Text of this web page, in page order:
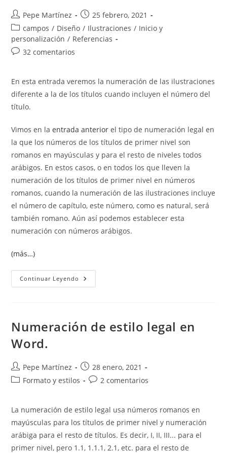
Autor
de
la
entrada:
Pepe Martínez
Publicación
de
la
25 febrero, 2021
Categoría
de
la
campos / Diseño / Ilustraciones / Inicio y
personalización / Referencias
Comentarios
entrada:
32 comentarios
En esta entrada veremos la numeración de las ilustraciones
diferente a la de los títulos cuando incluyen el número del
título.
Vimos en laentrada anterior el tipo de numeración legal en
la que los números de los títulos de primer nivel son
romanos en mayúsculas y para el resto de niveles todos
arábigos. En estos casos, o en todos los que lleven la
numeración de los títulos de primer nivel en números
romanos, cuando la numeración de las ilustraciones incluye
el número de capítulo, este número, como es natural, será
también romano. Aún así podemos establecer esta
numeración con números arábigos.
(más…)
Continuar Leyendo Numeración
De
De
El
Número
Del
Título
Numeración de estilo legal en
Word.
Autor
de
Pepe Martínez
Publicación
de
28 enero, 2021
Categoría
entrada:
Formato y estilos
Comentarios
entrada:
2 comentarios
La numeración de estilo legal usa números romanos en
mayúsculas para los títulos de primer nivel y numeración
arábiga para el resto de títulos. Es decir, I, II, III... para el
primer nivel, pero 1.1, 1.1.1, 2.1, etc. para el resto de